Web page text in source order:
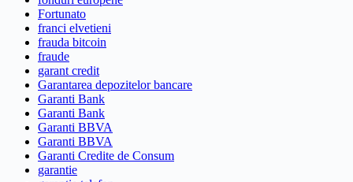
Fortunato
franci elvetieni
frauda bitcoin
fraude
garant credit
Garantarea depozitelor bancare
Garanti Bank
Garanti Bank
Garanti BBVA
Garanti BBVA
Garanti Credite de Consum
garantie